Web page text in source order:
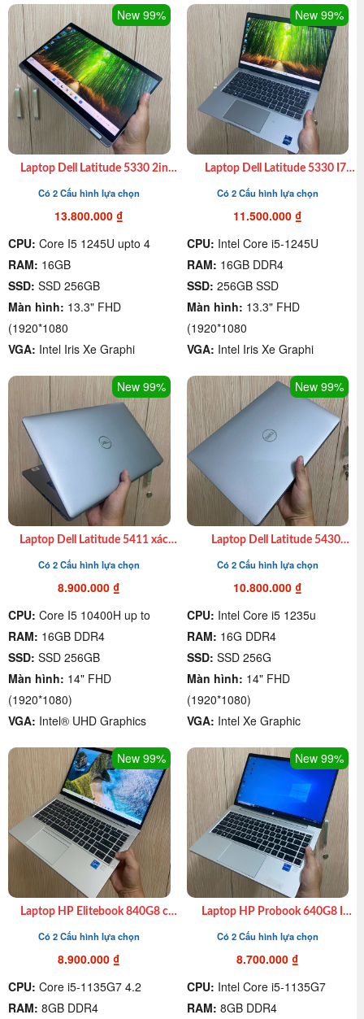
New 99%
Laptop Dell Latitude 5330 2in1
SSD 512GB, 13.3″ FHD giá rẻ
quận 4
Có 2 Cấu hình lựa chọn
13.800.000₫
CPU: Core I5 1245U upto 4
RAM: 16GB
SSD: SSD 256GB
Màn hình: 13.3" FHD
(1920*1080
VGA: Intel Iris Xe Graphi
New 99%
Laptop Dell Latitude 5330 I7
xách tay cũ 99%
Có 2 Cấu hình lựa chọn
11.500.000 ₫
CPU: Intel Core i5-1245U
RAM: 16GB DDR4
SSD: 256GB SSD
Màn hình: 13.3" FHD
(1920*1080
VGA: Intel Iris Xe Graphi
New 99%
Laptop Dell Latitude 5411 xách
SSD 512GB| 14″ FHD giá rẻ
quận 4
Có 2 Cấu hình lựa chọn
8.900.000₫
CPU: Core I5 10400H up to
RAM: 16GB DDR4
SSD: SSD 256GB
Màn hình: 14" FHD
(1920*1080)
VGA: Intel® UHD Graphics
New 99%
Laptop Dell Latitude 5430
Trang chuẩn US Win 11 Pro
Có 2 Cấu hình lựa chọn
10.800.000 ₫
CPU: Intel Core i5 1235u
RAM: 16G DDR4
SSD: SSD 256G
Màn hình: 14" FHD
(1920*1080)
VGA: Intel Xe Graphic
New 99%
Laptop HP Elitebook 840G8 cũ
14″ FHD giá rẻ chất lượng quận
4
Có 2 Cấu hình lựa chọn
8.900.000₫
CPU: Core i5-1135G7 4.2
RAM: 8GB DDR4
New 99%
Laptop HP Probook 640G8 I7
14″FHD xách tay giá rẻ
Có 2 Cấu hình lựa chọn
8.700.000 ₫
CPU: Intel Core i5-1135G7
RAM: 8GB DDR4